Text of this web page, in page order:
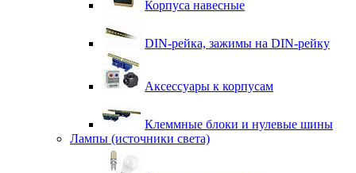
Корпуса навесные
DIN-рейка, зажимы на DIN-рейку
Аксессуары к корпусам
Клеммные блоки и нулевые шины
Лампы (источники света)